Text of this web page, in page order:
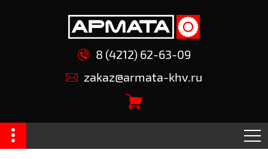
8 (4212) 62-63-09
zakaz@armata-khv.ru